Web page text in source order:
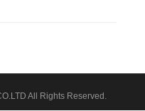
All Rights Reserved.